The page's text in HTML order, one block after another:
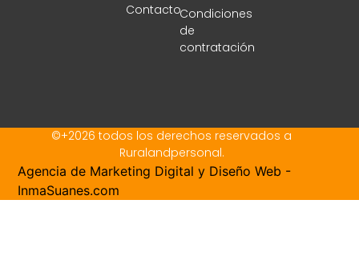
Condiciones
de
contratación
Contacto
©+2026 todos los derechos reservados a
Ruralandpersonal.
Agencia de Marketing Digital y Diseño Web -
InmaSuanes.com